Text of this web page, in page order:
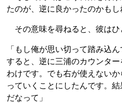
たのが、逆に良かったのかもし
その意味を尋ねると、彼はひ
「もし俺が思い切って踏み込
すると、逆に三浦のカウンタ
わけです。でも右が使えない
っていくことにしたんです。
だなって」